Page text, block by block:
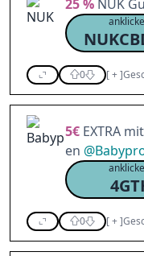
25 % NUK
0 [+]
5€ EXTRA
en @
0 [+]